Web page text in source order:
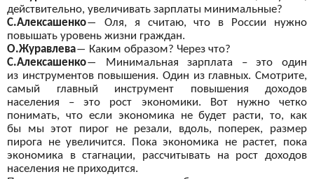
действительно, увеличивать зарплаты минимальные?
С.Алексашенко― Оля, я считаю, что в
России нужно
повышать уровень жизни граждан.
О.Журавлева― Каким образом? Через что?
С.Алексашенко―
Минимальная зарплата – это один
из инструментов повышения. Один из главных. Смотрите,
самый главный инструмент повышения доходов
населения – это рост экономики. Вот нужно четко
понимать, что если экономика не будет расти, то, как
бы
мы этот пирог не
резали, вдоль, поперек, размер
пирога не увеличится. Пока экономика не растет, пока
экономика в стагнации, рассчитывать на
рост доходов
населения не приходится.